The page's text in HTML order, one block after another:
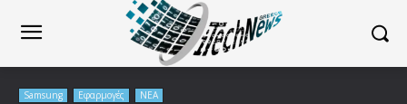
Samsung Εφαρμογές ΝΕΑ